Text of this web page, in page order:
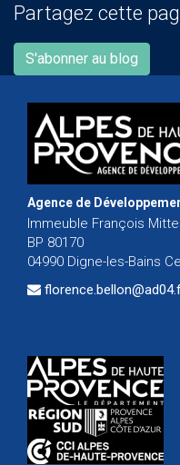
Partagez cette
S'abonner au blog
Agence de
Immeuble François
BP 80170
04990 Digne-les-Bains